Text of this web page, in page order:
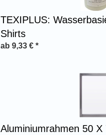
TEXIPLUS:
Shirts
ab 9,33 € *
Aluminiumrahmen 50